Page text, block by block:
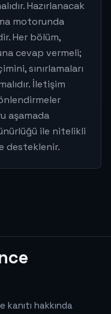
Hazırlanacak
motorunda
Her bölüm,
cevap vermeli;
sınırlamaları
İletişim
aşamada
ile nitelikli
desteklenir.
hakkında